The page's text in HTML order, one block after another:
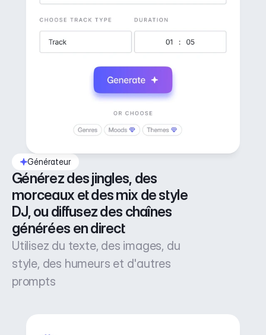
Générateur
Générez des jingles, des
morceaux et des mix de style
DJ, ou diffusez des chaînes
générées en direct
Utilisez du texte, des images, du
style, des humeurs et d'autres
prompts